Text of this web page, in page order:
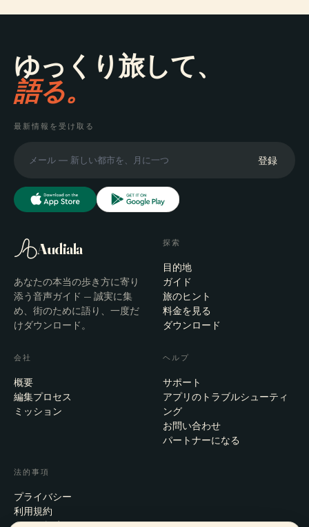
ゆっくり旅して、
語る。
最新情報を受け取る
登録
Audiala
あなたの本当の歩き方に寄り
添う音声ガイド — 誠実に集
め、街のために語り、一度だ
けダウンロード。
探索
目的地
ガイド
旅のヒント
料金を見る
ダウンロード
会社
概要
編集プロセス
ミッション
ヘルプ
サポート
アプリのトラブルシューティ
ング
お問い合わせ
パートナーになる
法的事項
プライバシー
利用規約